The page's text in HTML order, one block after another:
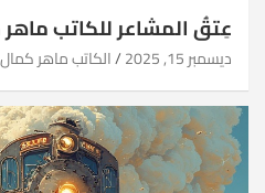
عِتقُ المشاعر للكاتب
ديسمبر 15, 2025 الكاتب ماهر